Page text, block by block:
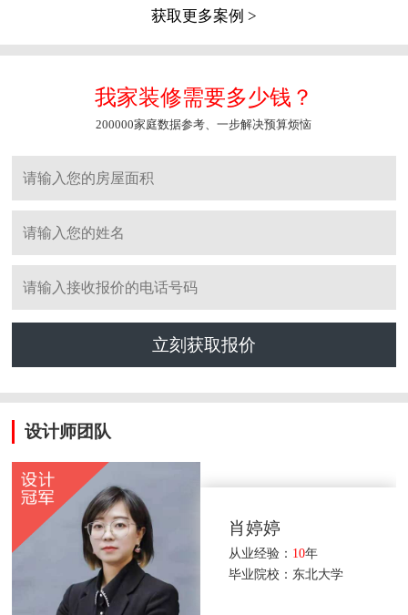
获取更多案例 >
我家装修需要多少钱？
200000家庭数据参考、一步解决预算烦恼
立刻获取报价
设计师团队
肖婷婷
从业经验： 10年
毕业院校：东北大学